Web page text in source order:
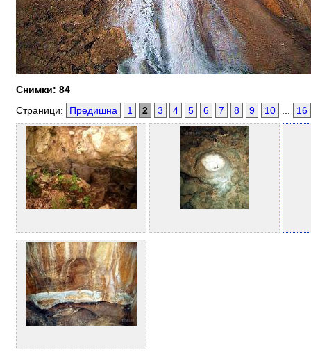
Снимки: 84
Страници:
Предишна 1 2 3 4 5 6 7 8 9 10 16